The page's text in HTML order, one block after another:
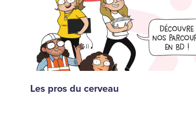
Les pros du cerveau